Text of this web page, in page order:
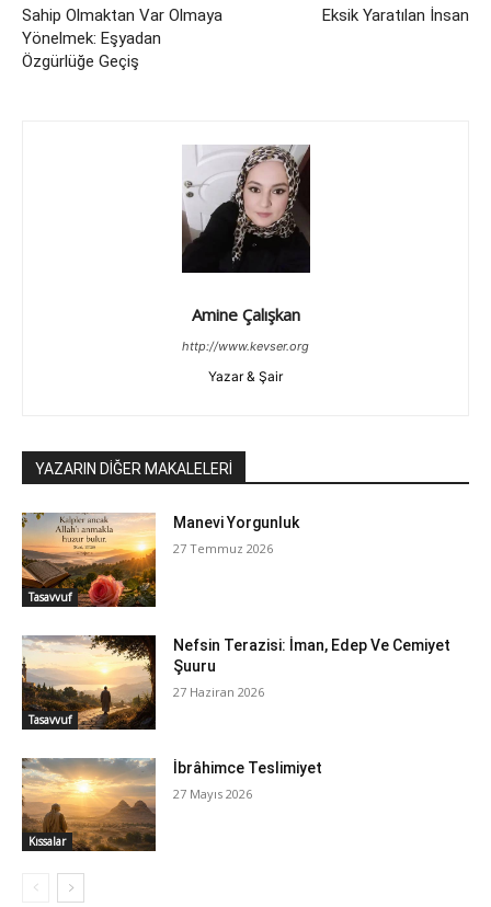
Sahip Olmaktan Var Olmaya
Yönelmek: Eşyadan
Özgürlüğe Geçiş
Eksik Yaratılan İnsan
Amine Çalışkan
http://www.kevser.org
Yazar & Şair
YAZARIN DİĞER MAKALELERİ
Tasavvuf
Manevi Yorgunluk
27 Temmuz 2026
Tasavvuf
Nefsin Terazisi: İman, Edep Ve Cemiyet
Şuuru
27 Haziran 2026
Kıssalar
İbrâhimce Teslimiyet
27 Mayıs 2026